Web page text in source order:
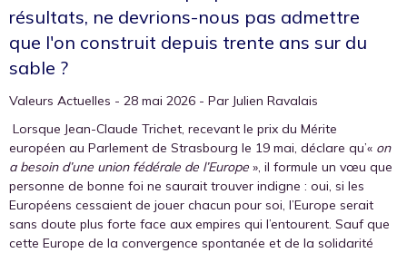
résultats, ne devrions-nous pas admettre
que l'on construit depuis trente ans sur du
sable ?
Valeurs Actuelles - 28 mai 2026 - Par Julien Ravalais
Lorsque Jean-Claude Trichet, recevant le prix du Mérite
européen au Parlement de Strasbourg le 19 mai, déclare qu’« on
a besoin d’une union fédérale de l’Europe », il formule un vœu que
personne de bonne foi ne saurait trouver indigne : oui, si les
Européens cessaient de jouer chacun pour soi, l’Europe serait
sans doute plus forte face aux empires qui l’entourent. Sauf que
cette Europe de la convergence spontanée et de la solidarité